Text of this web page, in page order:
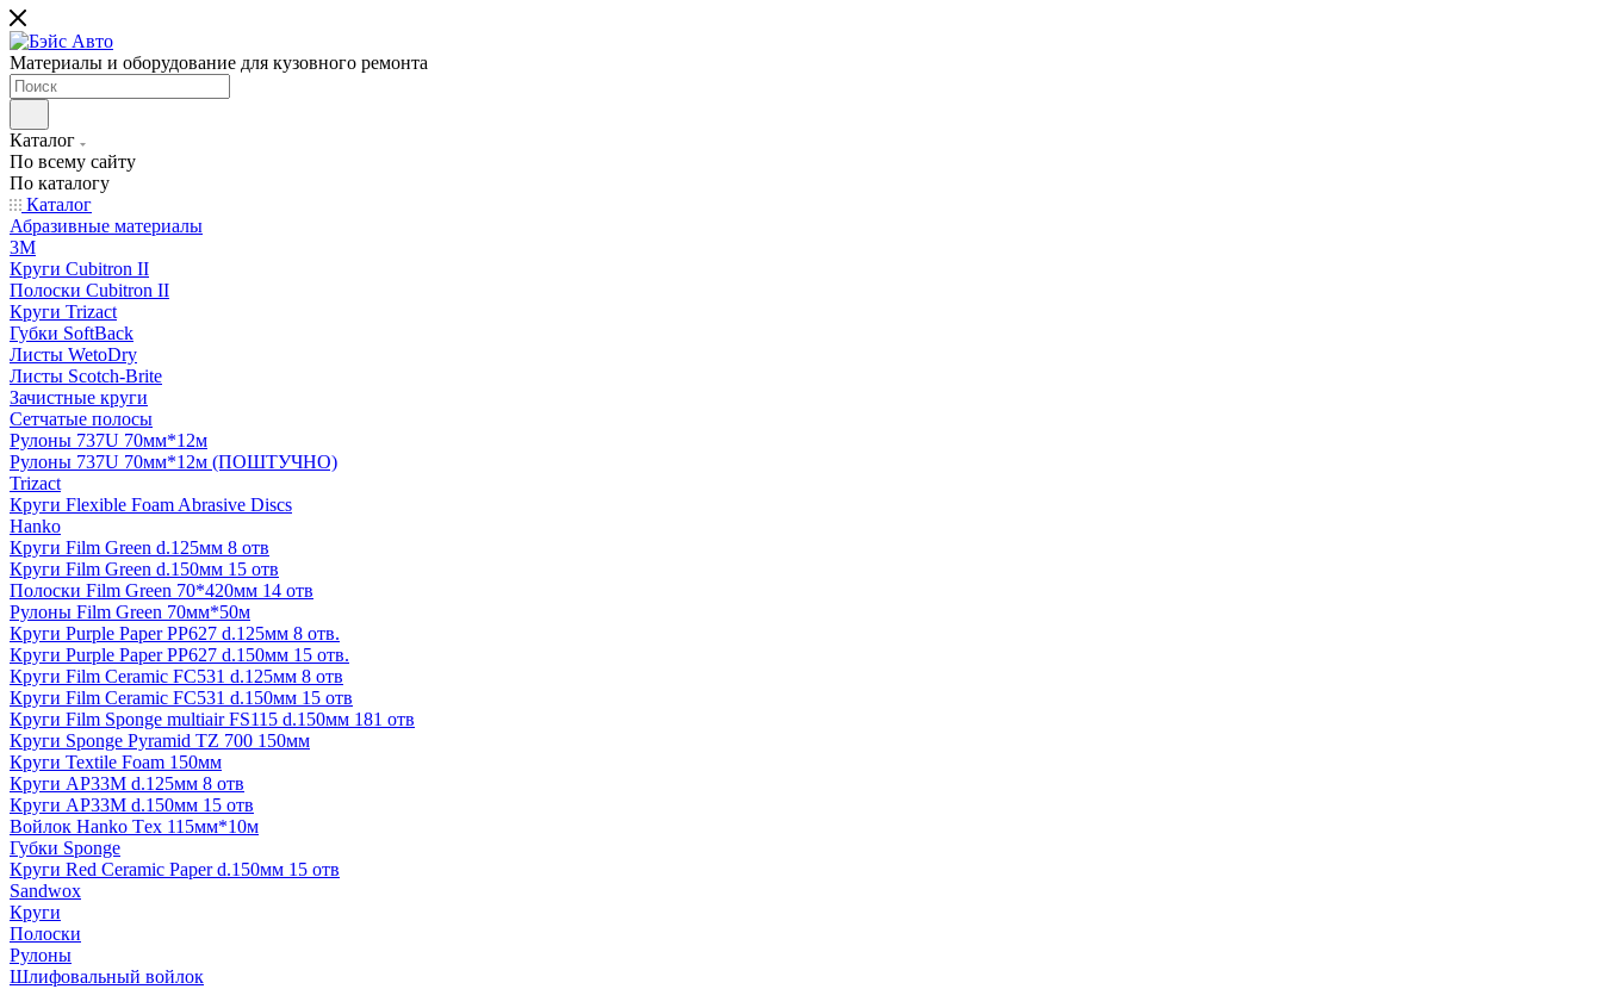
Материалы и оборудование для кузовного ремонта
Каталог
По всему сайту
По каталогу
Каталог
Абразивные материалы
3M
Круги Cubitron II
Полоски Cubitron II
Круги Trizact
Губки SoftBack
Листы WetoDry
Листы Scotch-Brite
Зачистные круги
Сетчатые полосы
Рулоны 737U 70мм*12м
Рулоны 737U 70мм*12м (ПОШТУЧНО)
Trizact
Круги Flexible Foam Abrasive Discs
Hanko
Круги Film Green d.125мм 8 отв
Круги Film Green d.150мм 15 отв
Полоски Film Green 70*420мм 14 отв
Рулоны Film Green 70мм*50м
Круги Purple Paper PP627 d.125мм 8 отв.
Круги Purple Paper PP627 d.150мм 15 отв.
Круги Film Ceramic FC531 d.125мм 8 отв
Круги Film Ceramic FC531 d.150мм 15 отв
Круги Film Sponge multiair FS115 d.150мм 181 отв
Круги Sponge Pyramid TZ 700 150мм
Круги Textile Foam 150мм
Круги AP33M d.125мм 8 отв
Круги AP33M d.150мм 15 отв
Войлок Hanko Tех 115мм*10м
Губки Sponge
Круги Red Ceramic Paper d.150мм 15 отв
Sandwox
Круги
Полоски
Рулоны
Шлифовальный войлок